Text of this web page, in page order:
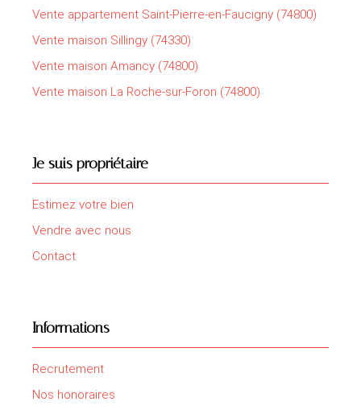
Vente appartement Saint-Pierre-en-Faucigny (74800)
Vente maison Sillingy (74330)
Vente maison Amancy (74800)
Vente maison La Roche-sur-Foron (74800)
Je suis propriétaire
Estimez votre bien
Vendre avec nous
Contact
Informations
Recrutement
Nos honoraires